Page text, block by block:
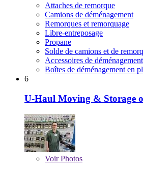
Attaches de remorque
Camions de déménagement
Remorques et remorquage
Libre-entreposage
Propane
Solde de camions et de
Accessoires de déménagement
Boîtes de déménagement en
6
U-Haul Moving & Storage
VoirPhotos